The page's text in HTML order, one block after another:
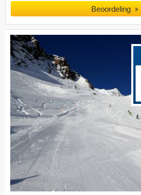
Beoordeling